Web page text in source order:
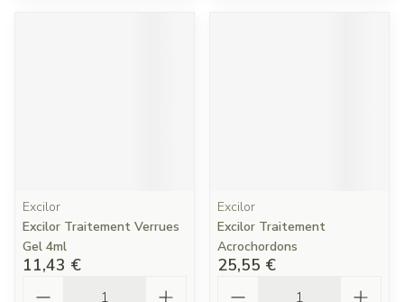
Excilor
Excilor Traitement Verrues
Gel 4ml
11,43 €
Excilor
Excilor Traitement
Acrochordons
25,55 €